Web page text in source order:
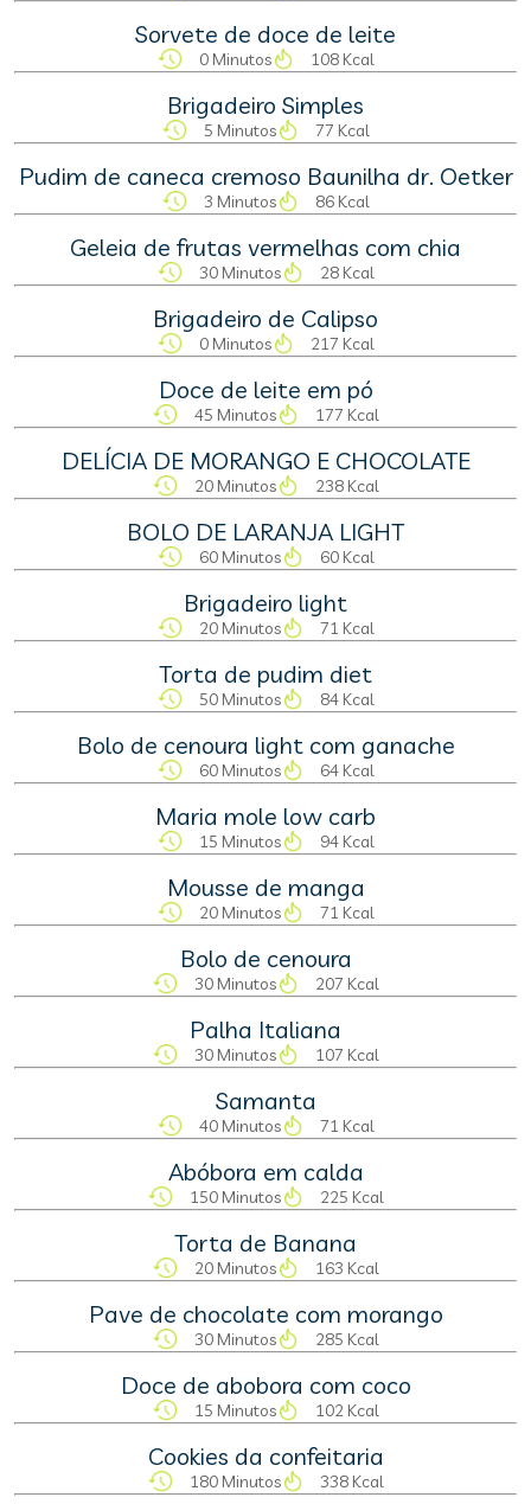
Sorvete de doce de leite
0 Minutos 108 Kcal
Brigadeiro Simples
5 Minutos 77 Kcal
Pudim de caneca cremoso Baunilha dr. Oetker
3 Minutos 86 Kcal
Geleia de frutas vermelhas com chia
30 Minutos 28 Kcal
Brigadeiro de Calipso
0 Minutos 217 Kcal
Doce de leite em pó
45 Minutos 177 Kcal
DELÍCIA DE MORANGO E CHOCOLATE
20 Minutos 238 Kcal
BOLO DE LARANJA LIGHT
60 Minutos 60 Kcal
Brigadeiro light
20 Minutos 71 Kcal
Torta de pudim diet
50 Minutos 84 Kcal
Bolo de cenoura light com ganache
60 Minutos 64 Kcal
Maria mole low carb
15 Minutos 94 Kcal
Mousse de manga
20 Minutos 71 Kcal
Bolo de cenoura
30 Minutos 207 Kcal
Palha Italiana
30 Minutos 107 Kcal
Samanta
40 Minutos 71 Kcal
Abóbora em calda
150 Minutos 225 Kcal
Torta de Banana
20 Minutos 163 Kcal
Pave de chocolate com morango
30 Minutos 285 Kcal
Doce de abobora com coco
15 Minutos 102 Kcal
Cookies da confeitaria
180 Minutos 338 Kcal